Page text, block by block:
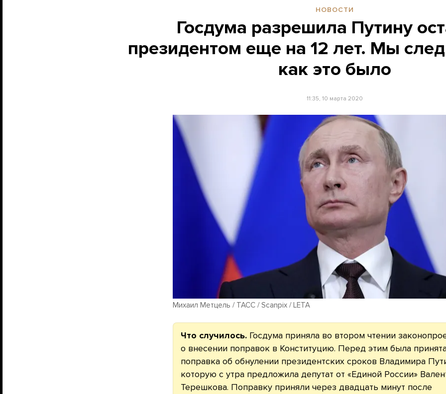
НОВОСТИ
Госдума разрешила Путину
президентом еще на 12 лет. Мы
как это было
11:35, 10 марта 2020
Михаил Метцель / ТАСС / Scanpix / LETA
Что случилось. Госдума приняла во втором чтении
о внесении поправок в Конституцию. Перед этим была
поправка об обнулении президентских сроков Владимира
которую с утра предложила депутат от «Единой России»
Терешкова. Поправку приняли через двадцать минут после